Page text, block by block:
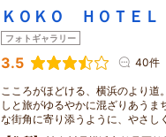
ＫＯＫＯ ＨＯＴＥ
フォトギャラリー
3.5 40件
こころがほどける、横浜のより道
しと旅がゆるやかに混ざりあうま
な街角に寄り添うように、やさし